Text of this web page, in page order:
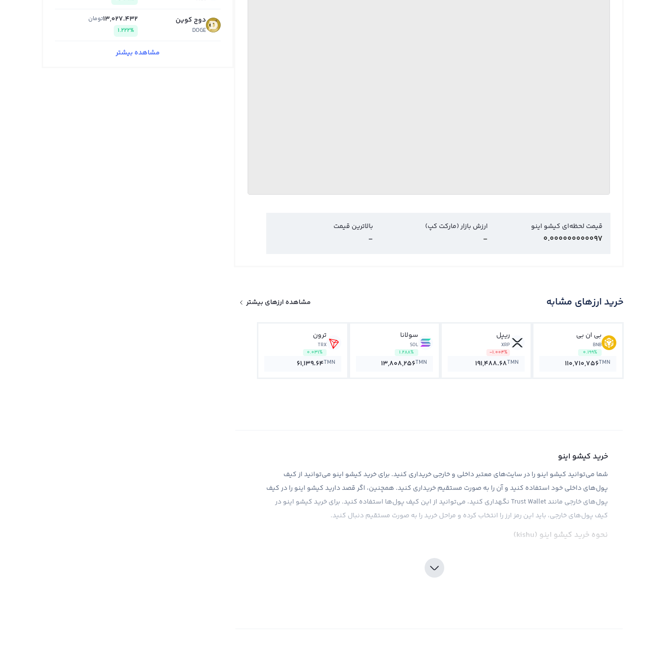
قیمت لحظه‌ای کیشو اینو
0.000000000097
ارزش بازار (مارکت کپ)
-
بالاترین قیمت
-
خرید ارزهای مشابه مشاهده ارزهای بیشتر
بی ان بی
BNB
0.199%
110,710,756TMN
ریپل
XRP
-1.004%
191,488.68TMN
سولانا
SOL
1.288%
13,808,256TMN
ترون
TRX
0.031%
61,139.64TMN
خرید کیشو اینو
شما می‌توانید کیشو اینو را در سایت‌های معتبر داخلی و خارجی خریداری کنید. برای خرید کیشو اینو می‌توانید از کیف
پول‌های داخلی خود استفاده کنید و آن را به صورت مستقیم خریداری کنید. همچنین، اگر قصد دارید کیشو اینو را در کیف
پول‌های خارجی مانند Trust Wallet نگهداری کنید، می‌توانید از این کیف پول‌ها استفاده کنید. برای خرید کیشو اینو در
کیف پول‌های خارجی، باید این رمز ارز را انتخاب کرده و مراحل خرید را به صورت مستقیم دنبال کنید.
نحوه خرید کیشو اینو (kishu)
اینو، می‌توانید این رمزارز را در کیف پول خود نگهداری کنید. برای خرید کیشو اینو، می‌توانید در ابتدا در یکی از پلتفرم‌های
معتبر ثبت نام کنید و سپس از طریق انتخاب رمزارز کیشو اینو وارد خرید کیشو اینو شوید. یکی از مزایای سرمایه‌گذاری در
دوج کوین
DOGE
13,027.432تومان
1.222%
مشاهده بیشتر